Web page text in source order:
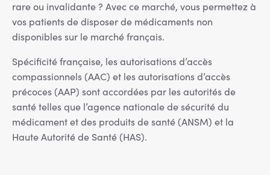
rare ou invalidante ? Avec ce marché, vous permettez à
vos patients de disposer de médicaments non
disponibles sur le marché français.
Spécificité française, les autorisations d’accès
compassionnels (AAC) et les autorisations d’accès
précoces (AAP) sont accordées par les autorités de
santé telles que l’agence nationale de sécurité du
médicament et des produits de santé (ANSM) et la
Haute Autorité de Santé (HAS).